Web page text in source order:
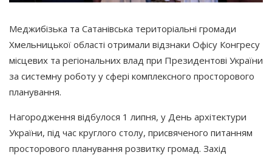
Меджибізька та Сатанівська територіальні громади
Хмельницької області отримали відзнаки Офісу Конгресу
місцевих та регіональних влад при Президентові України
за системну роботу у сфері комплексного просторового
планування.
Нагородження відбулося 1 липня, у День архітектури
України, під час круглого столу, присвяченого питанням
просторового планування розвитку громад. Захід